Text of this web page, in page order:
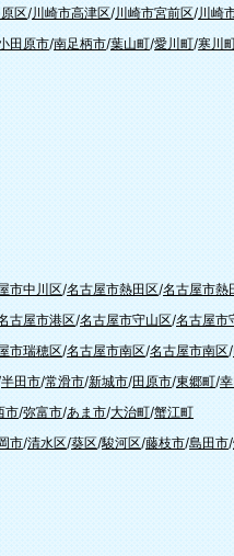
区/川崎市高津区/川崎市宮前区/川崎
田原市/南足柄市/葉山町/愛川町/寒川
市中川区/名古屋市熱田区/名古屋市熱
古屋市港区/名古屋市守山区/名古屋市
市瑞穂区/名古屋市南区/名古屋市南区/
半田市/常滑市/新城市/田原市/東郷町/
市/弥富市/あま市/大治町/蟹江町
市/清水区/葵区/駿河区/藤枝市/島田市/